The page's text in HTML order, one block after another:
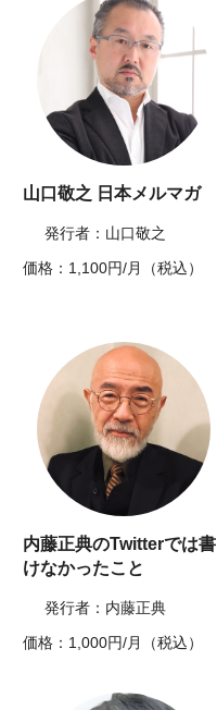
山口敬之 日本メルマガ
発行者：山口敬之
価格：1,100円/月（税込）
内藤正典のTwitterでは書
けなかったこと
発行者：内藤正典
価格：1,000円/月（税込）